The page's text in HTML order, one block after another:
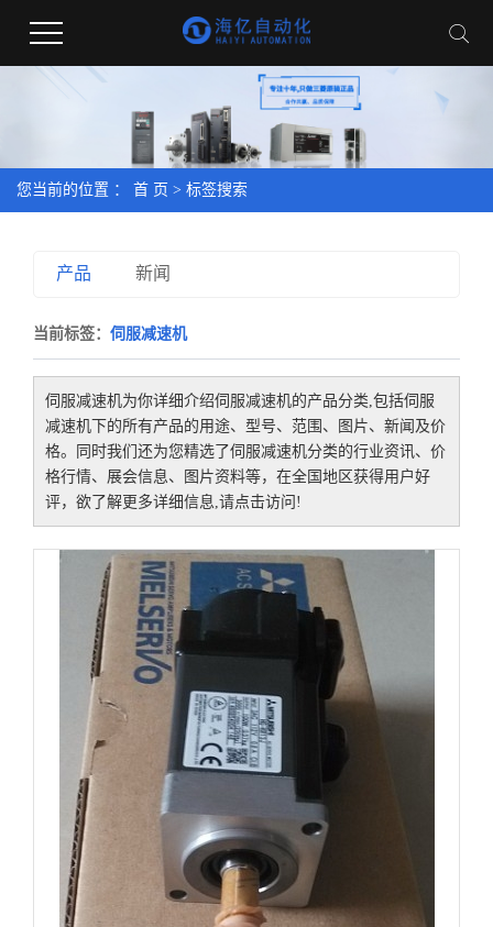
您当前的位置 ： 首 页 > 标签搜索
产品 新闻
当前标签： 伺服减速机
伺服减速机为你详细介绍伺服减速机的产品分类,包括伺服
减速机 下的所有产品的用途、型号、范围、图片、新闻及价
格。同时我们还为您精选了伺服减速机分类的行业资讯、价
格行情、展会信息、图片资料等，在全国地区获得用户好
评，欲了解更多详细信息,请点击访问!